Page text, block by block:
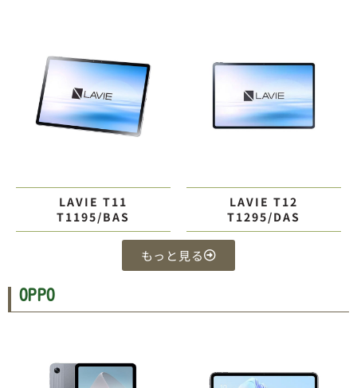
LAVIE T11
T1195/BAS
LAVIE T12
T1295/DAS
もっと見る
OPPO